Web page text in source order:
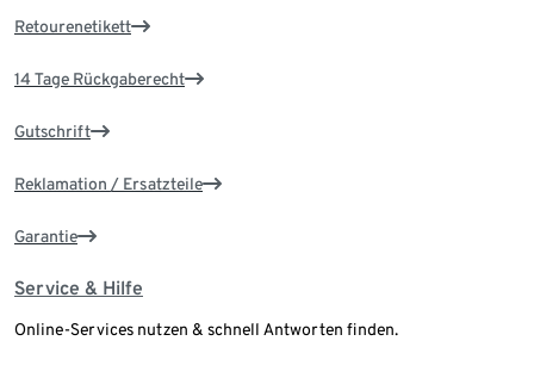
Retourenetikett
14 Tage Rückgaberecht
Gutschrift
Reklamation / Ersatzteile
Garantie
Service & Hilfe
Online-Services nutzen & schnell Antworten finden.